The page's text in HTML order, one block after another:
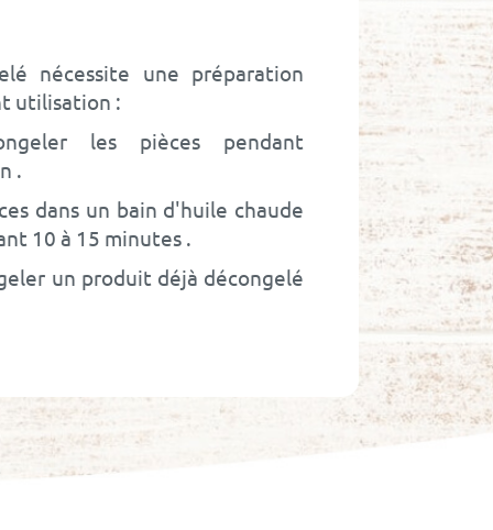
nécessite une préparation
utilisation :
les pièces pendant
dans un bain d'huile chaude
10 à 15 minutes
un produit déjà décongelé